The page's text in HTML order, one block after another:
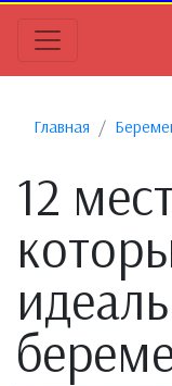
Главная
12